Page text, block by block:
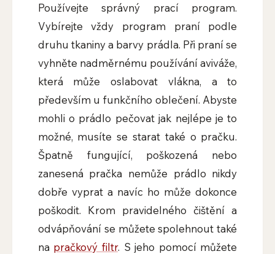
Používejte správný prací program.
Vybírejte vždy program praní podle
druhu tkaniny a barvy prádla. Při praní se
vyhněte nadměrnému používání aviváže,
která může oslabovat vlákna, a to
především u funkčního oblečení. Abyste
mohli o prádlo pečovat jak nejlépe je to
možné, musíte se starat také o pračku.
Špatně fungující, poškozená nebo
zanesená pračka nemůže prádlo nikdy
dobře vyprat a navíc ho může dokonce
poškodit. Krom pravidelného čištění a
odvápňování se můžete spolehnout také
na pračkový filtr. S jeho pomocí můžete